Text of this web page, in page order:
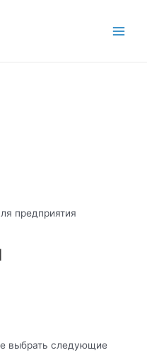
предприятия
выбрать следующие